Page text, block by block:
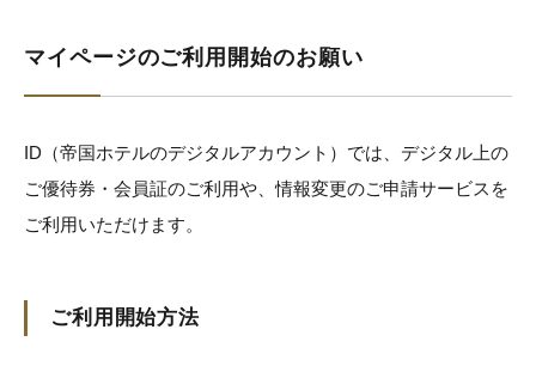
マイページのご利用開始のお願い
ID（帝国ホテルのデジタルアカウント）では、デジタル上の
ご優待券・会員証のご利用や、情報変更のご申請サービスを
ご利用いただけます。
ご利用開始方法